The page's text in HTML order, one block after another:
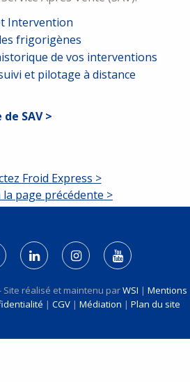
Intervention
frigorigènes
de vos interventions
et pilotage à distance
SAV >
Froid Express >
la page précédente >
Site réalisé et maintenu parWSI | Mentions
| CGV| Médiation | Plan du site